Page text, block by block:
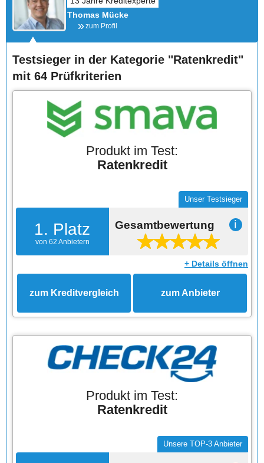
Thomas Mücke
zum Profil
Testsieger in der Kategorie "Ratenkredit"
mit 64 Prüfkriterien
Produkt im Test:
Ratenkredit
1. Platz
von 62 Anbietern
Unser Testsieger
Gesamtbewertung ℹ
+ Details öffnen
zum Kreditvergleich zum Anbieter
Produkt im Test:
Ratenkredit
Unsere TOP-3 Anbieter